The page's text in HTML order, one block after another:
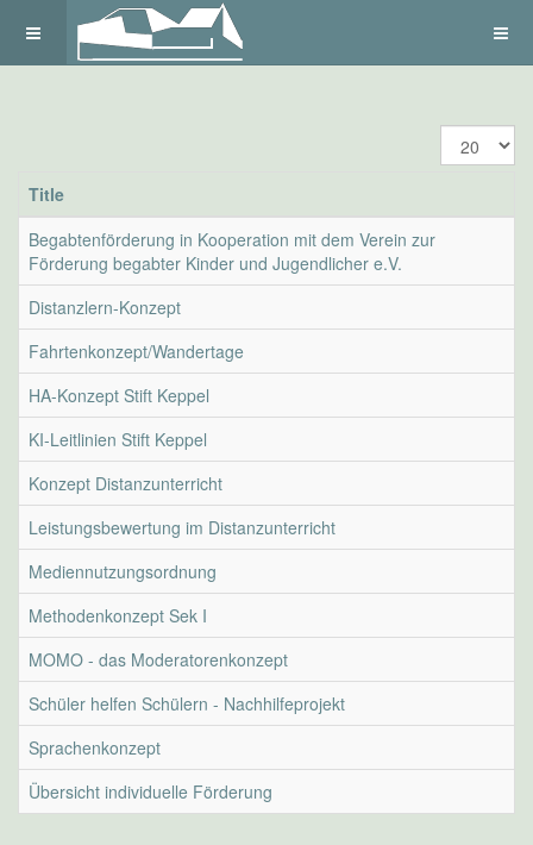
Display
#
Title
Begabtenförderung in Kooperation mit dem Verein zur
Förderung begabter Kinder und Jugendlicher e.V.
Distanzlern-Konzept
Fahrtenkonzept/Wandertage
HA-Konzept Stift Keppel
KI-Leitlinien Stift Keppel
Konzept Distanzunterricht
Leistungsbewertung im Distanzunterricht
Mediennutzungsordnung
Methodenkonzept Sek I
MOMO - das Moderatorenkonzept
Schüler helfen Schülern - Nachhilfeprojekt
Sprachenkonzept
Übersicht individuelle Förderung